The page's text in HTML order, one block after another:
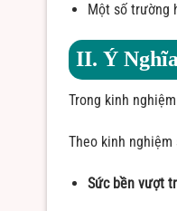
Một số trường
II. Ý
Trong kinh
Theo kinh nghiệm
Sức bền vượt